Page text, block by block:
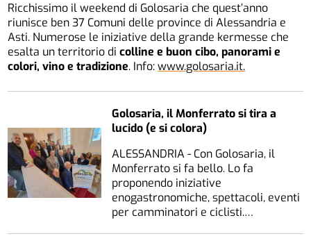
Ricchissimo il weekend di Golosaria che quest’anno
riunisce ben 37 Comuni delle province di Alessandria e
Asti. Numerose le iniziative della grande kermesse che
esalta un territorio dicolline e buon cibo, panorami e
colori, vino e tradizione. Info:www.golosaria.it.
Golosaria, il Monferrato si tira a
lucido (e si colora)
ALESSANDRIA - Con Golosaria, il
Monferrato si fa bello. Lo fa
proponendo iniziative
enogastronomiche, spettacoli, eventi
per camminatori e ciclisti.…